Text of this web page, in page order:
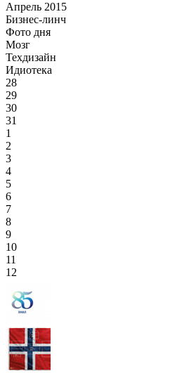
Апрель 2015
Бизнес-линч
Фото дня
Мозг
Техдизайн
Идиотека
28
29
30
31
1
2
3
4
5
6
7
8
9
10
11
12